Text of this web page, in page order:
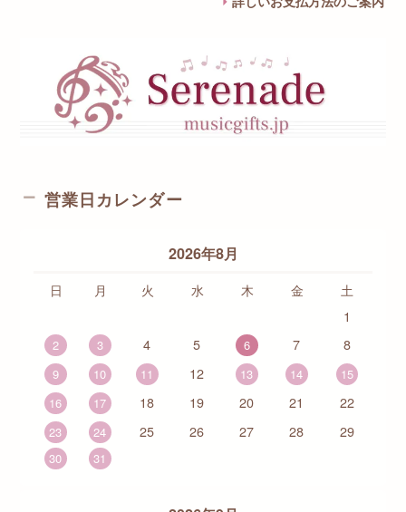
営業日カレンダー
2026年8月
日 月 火 水 木 金
土
1
2 3 4 5 6 7 8
9 10 11 12 13 14
15
16
17 18 19 20 21 22
23 24 25 26 27 28 29
30 31